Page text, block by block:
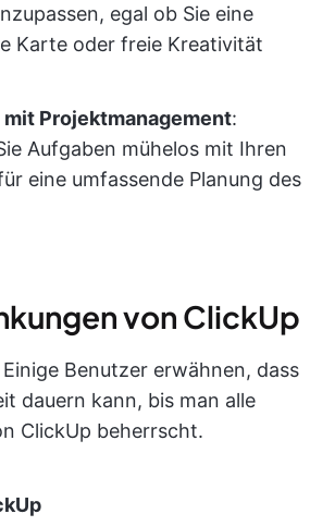
egal ob Sie eine
Karte oder freie Kreativität
Projektmanagement:
Aufgaben mühelos mit Ihren
eine umfassende Planung des
von ClickUp
Einige Benutzer erwähnen, dass
dauern kann, bis man alle
ClickUp beherrscht.